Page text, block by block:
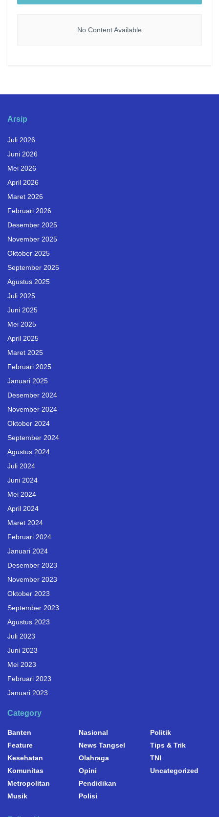
No Content Available
Arsip
Juli 2026
Juni 2026
Mei 2026
April 2026
Maret 2026
Februari 2026
Desember 2025
November 2025
Oktober 2025
September 2025
Agustus 2025
Juli 2025
Juni 2025
Mei 2025
April 2025
Maret 2025
Februari 2025
Januari 2025
Desember 2024
November 2024
Oktober 2024
September 2024
Agustus 2024
Juli 2024
Juni 2024
Mei 2024
April 2024
Maret 2024
Februari 2024
Januari 2024
Desember 2023
November 2023
Oktober 2023
September 2023
Agustus 2023
Juli 2023
Juni 2023
Mei 2023
Februari 2023
Januari 2023
Category
Banten
Feature
Kesehatan
Komunitas
Metropolitan
Musik
Nasional
News Tangsel
Olahraga
Opini
Pendidikan
Polisi
Politik
Tips & Trik
TNI
Uncategorized